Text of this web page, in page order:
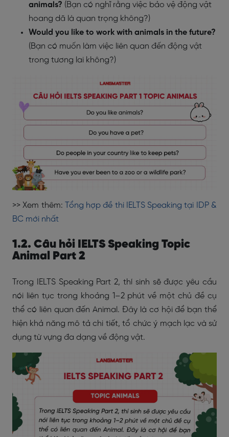
animals? (Bạn có nghĩ rằng việc bảo vệ động vật
hoang dã là quan trọng không?)
Would you like to work with animals in the future?
(Bạn có muốn làm việc liên quan đến động vật
trong tương lai không?)
>> Xem thêm:
Tổng hợp đề thi IELTS Speaking tại IDP &
BC mới nhất
1.2. Câu hỏi IELTS Speaking Topic
Animal Part 2
Trong IELTS Speaking Part 2, thí sinh sẽ được yêu cầu
nói liên tục trong khoảng 1–2 phút về một chủ đề cụ
thể có liên quan đến Animal. Đây là cơ hội để bạn thể
hiện khả năng mô tả chi tiết, tổ chức ý mạch lạc và sử
dụng từ vựng đa dạng về động vật.